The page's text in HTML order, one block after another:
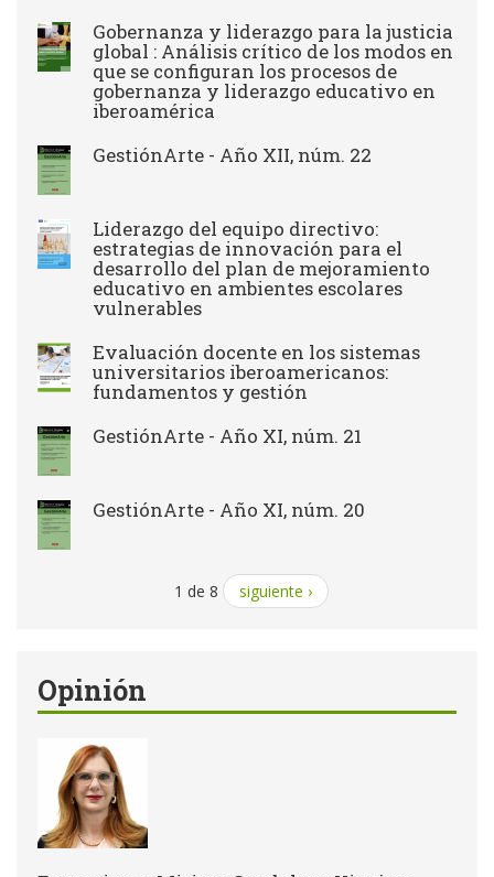
Gobernanza y liderazgo para la justicia
global : Análisis crítico de los modos en
que se configuran los procesos de
gobernanza y liderazgo educativo en
iberoamérica
GestiónArte - Año XII, núm. 22
Liderazgo del equipo directivo:
estrategias de innovación para el
desarrollo del plan de mejoramiento
educativo en ambientes escolares
vulnerables
Evaluación docente en los sistemas
universitarios iberoamericanos:
fundamentos y gestión
GestiónArte - Año XI, núm. 21
GestiónArte - Año XI, núm. 20
1 de 8 siguiente ›
Opinión